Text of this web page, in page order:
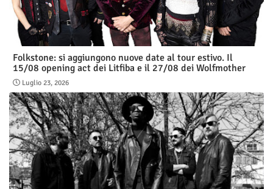
Folkstone: si aggiungono nuove date al tour estivo. Il
15/08 opening act dei Litfiba e il 27/08 dei Wolfmother
Luglio 23, 2026